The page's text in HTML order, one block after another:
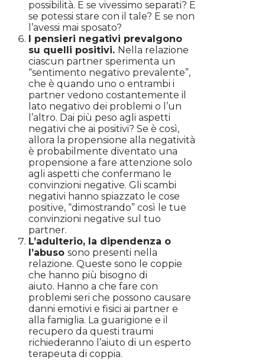
possibilità. E se vivessimo separati? E
se potessi stare con il tale? E se non
l’avessi mai sposato?
I pensieri negativi prevalgono
su quelli positivi. Nella relazione
ciascun partner sperimenta un
“sentimento negativo prevalente”,
che è quando uno o entrambi i
partner vedono costantemente il
lato negativo dei problemi o l’un
l’altro. Dai più peso agli aspetti
negativi che ai positivi? Se è così,
allora la propensione alla negatività
è probabilmente diventato una
propensione a fare attenzione solo
agli aspetti che confermano le
convinzioni negative. Gli scambi
negativi hanno spiazzato le cose
positive, “dimostrando” così le tue
convinzioni negative sul tuo
partner.
L’adulterio, la dipendenza o
l’abuso sono presenti nella
relazione. Queste sono le coppie
che hanno più bisogno di
aiuto. Hanno a che fare con
problemi seri che possono causare
danni emotivi e fisici ai partner e
alla famiglia. La guarigione e il
recupero da questi traumi
richiederanno l’aiuto di un esperto
terapeuta di coppia.